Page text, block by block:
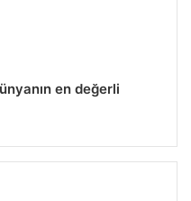
en değerli